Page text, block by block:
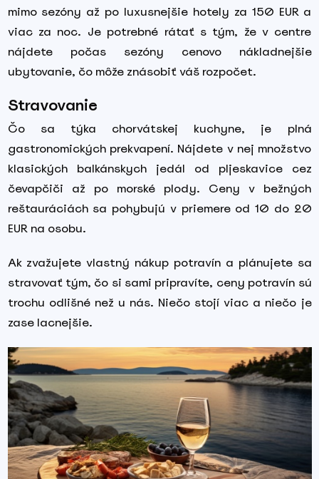
mimo sezóny až po luxusnejšie hotely za 150 EUR a
viac za noc. Je potrebné rátať s tým, že v centre
nájdete počas sezóny cenovo nákladnejšie
ubytovanie, čo môže znásobiť váš rozpočet.
Stravovanie
Čo sa týka chorvátskej kuchyne, je plná
gastronomických prekvapení. Nájdete v nej množstvo
klasických balkánskych jedál od pljeskavice cez
čevapčiči až po morské plody. Ceny v bežných
reštauráciách sa pohybujú v priemere od 10 do 20
EUR na osobu.
Ak zvažujete vlastný nákup potravín a plánujete sa
stravovať tým, čo si sami pripravíte, ceny potravín sú
trochu odlišné než u nás. Niečo stojí viac a niečo je
zase lacnejšie.